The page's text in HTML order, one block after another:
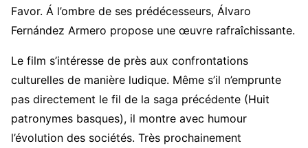
Favor. Á l’ombre de ses prédécesseurs, Álvaro
Fernández Armero propose une œuvre rafraîchissante.
Le film s’intéresse de près aux confrontations
culturelles de manière ludique. Même s’il n’emprunte
pas directement le fil de la saga précédente (Huit
patronymes basques), il montre avec humour
l’évolution des sociétés. Très prochainement